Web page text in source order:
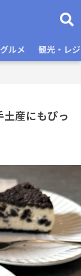
グルメ 観光・レ
産にもぴっ